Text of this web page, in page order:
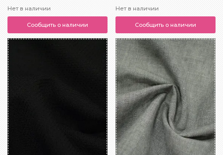
Нет в наличии
Сообщить о наличии
Нет в наличии
Сообщить о наличии